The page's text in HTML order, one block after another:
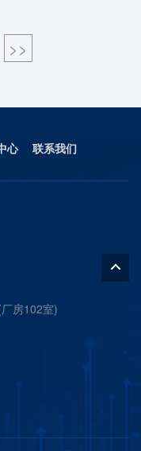
>>
心 联系我们
房102室)